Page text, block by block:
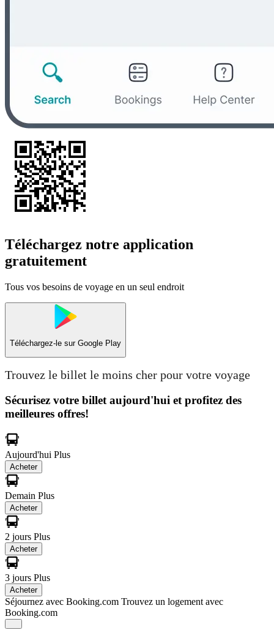
Téléchargez notre application
gratuitement
Tous vos besoins de voyage en un seul endroit
Téléchargez-le sur Google Play
Trouvez le billet le moins cher pour votre voyage
Sécurisez votre billet aujourd'hui et profitez des
meilleures offres!
Aujourd'hui Plus
Acheter
Demain Plus
Acheter
2 jours Plus
Acheter
3 jours Plus
Acheter
Séjournez avec Booking.com Trouvez un logement avec
Booking.com